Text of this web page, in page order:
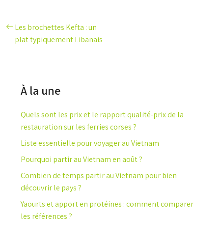
Les brochettes Kefta : un
plat typiquement Libanais
À la une
Quels sont les prix et le rapport qualité-prix de la
restauration sur les ferries corses ?
Liste essentielle pour voyager au Vietnam
Pourquoi partir au Vietnam en août ?
Combien de temps partir au Vietnam pour bien
découvrir le pays ?
Yaourts et apport en protéines : comment comparer
les références ?